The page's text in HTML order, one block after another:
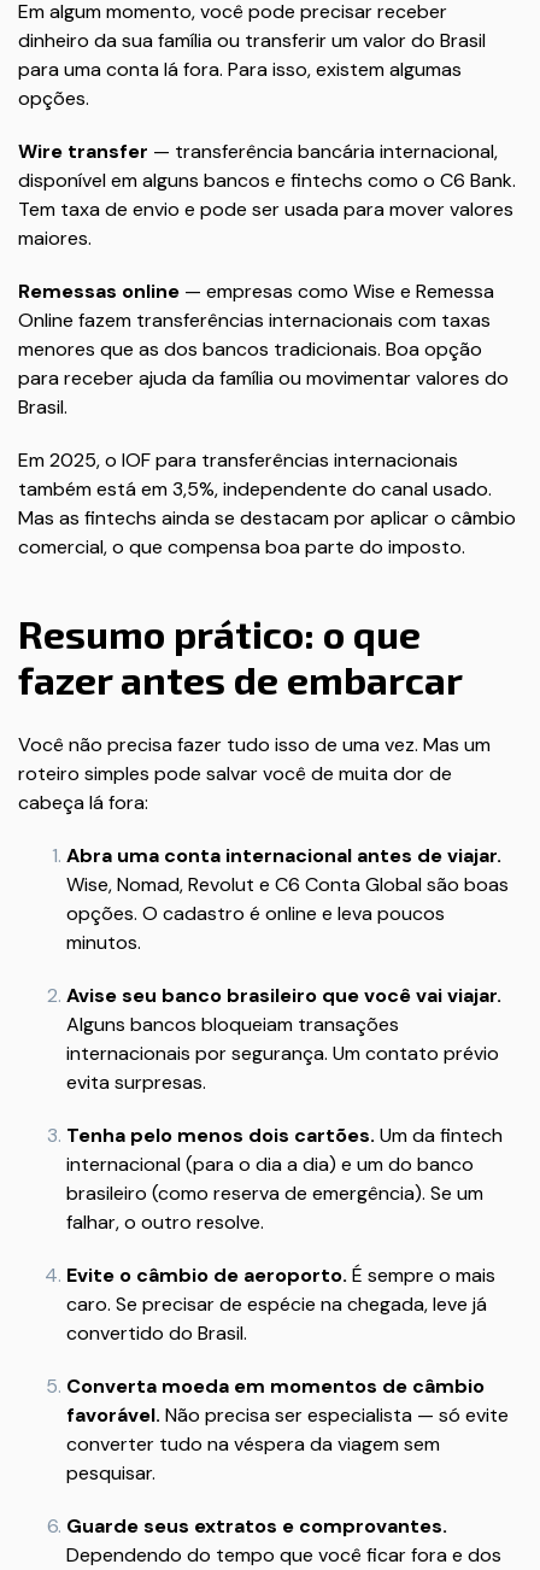
Em algum momento, você pode precisar receber
dinheiro da sua família ou transferir um valor do Brasil
para uma conta lá fora. Para isso, existem algumas
opções.
Wire transfer — transferência bancária internacional,
disponível em alguns bancos e fintechs como o C6 Bank.
Tem taxa de envio e pode ser usada para mover valores
maiores.
Remessas online — empresas como Wise e Remessa
Online fazem transferências internacionais com taxas
menores que as dos bancos tradicionais. Boa opção
para receber ajuda da família ou movimentar valores do
Brasil.
Em 2025, o IOF para transferências internacionais
também está em 3,5%, independente do canal usado.
Mas as fintechs ainda se destacam por aplicar o câmbio
comercial, o que compensa boa parte do imposto.
Resumo prático: o que
fazer antes de embarcar
Você não precisa fazer tudo isso de uma vez. Mas um
roteiro simples pode salvar você de muita dor de
cabeça lá fora:
Abra uma conta internacional antes de viajar.
Wise, Nomad, Revolut e C6 Conta Global são boas
opções. O cadastro é online e leva poucos
minutos.
Avise seu banco brasileiro que você vai viajar.
Alguns bancos bloqueiam transações
internacionais por segurança. Um contato prévio
evita surpresas.
Tenha pelo menos dois cartões. Um da fintech
internacional (para o dia a dia) e um do banco
brasileiro (como reserva de emergência). Se um
falhar, o outro resolve.
Evite o câmbio de aeroporto. É sempre o mais
caro. Se precisar de espécie na chegada, leve já
convertido do Brasil.
Converta moeda em momentos de câmbio
favorável. Não precisa ser especialista — só evite
converter tudo na véspera da viagem sem
pesquisar.
Guarde seus extratos e comprovantes.
Dependendo do tempo que você ficar fora e dos